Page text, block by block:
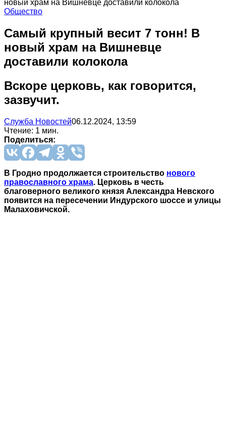
новый храм на Вишневце доставили колокола
Общество
Самый крупный весит 7 тонн! В
новый храм на Вишневце
доставили колокола
Вскоре церковь, как говорится,
зазвучит.
Служба Новостей06.12.2024, 13:59
Чтение: 1 мин.
Поделиться:
В Гродно продолжается строительство нового
православного храма. Церковь в честь
благоверного великого князя Александра Невского
появится на пересечении Индурского шоссе и улицы
Малаховичской.